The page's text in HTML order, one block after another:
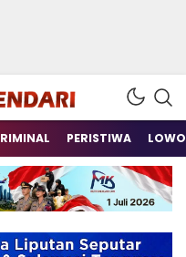
Tenggara
PERISTIWA